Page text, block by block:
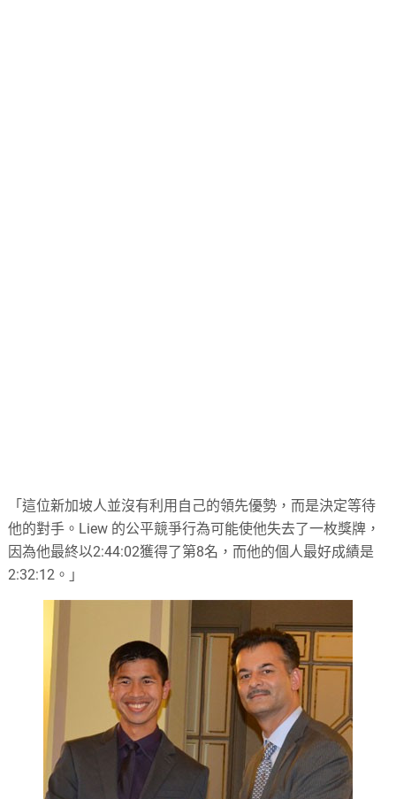
「這位新加坡人並沒有利用自己的領先優勢，而是決定等待
他的對手。Liew 的公平競爭行為可能使他失去了一枚獎牌，
因為他最終以2:44:02獲得了第8名，而他的個人最好成績是
2:32:12。」